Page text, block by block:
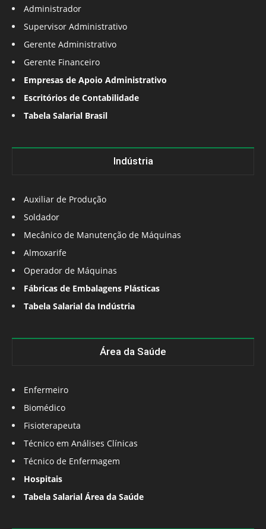
Administrador
Supervisor Administrativo
Gerente Administrativo
Gerente Financeiro
Empresas de Apoio Administrativo
Escritórios de Contabilidade
Tabela Salarial Brasil
Indústria
Auxiliar de Produção
Soldador
Mecânico de Manutenção de Máquinas
Almoxarife
Operador de Máquinas
Fábricas de Embalagens Plásticas
Tabela Salarial da Indústria
Área da Saúde
Enfermeiro
Biomédico
Fisioterapeuta
Técnico em Análises Clínicas
Técnico de Enfermagem
Hospitais
Tabela Salarial Área da Saúde